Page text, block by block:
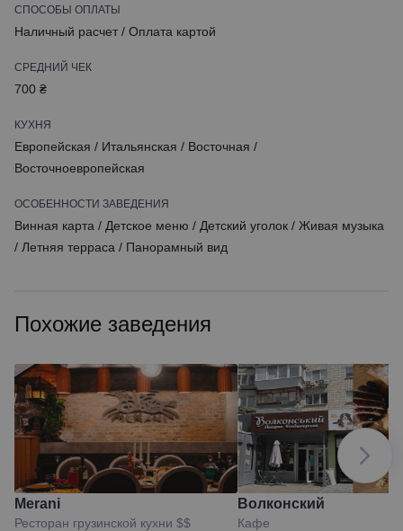
СПОСОБЫ ОПЛАТЫ
Наличный расчет / Оплата картой
СРЕДНИЙ ЧЕК
700 ₴
КУХНЯ
Европейская / Итальянская / Восточная /
Восточноевропейская
ОСОБЕННОСТИ ЗАВЕДЕНИЯ
Винная карта / Детское меню / Детский уголок / Живая музыка
/ Летняя терраса / Панорамный вид
Похожие заведения
Merani
Ресторан грузинской кухни $$
Волконский
Кафе